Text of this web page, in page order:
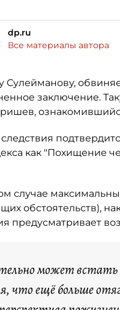
dp.ru
Все материалы автора
заключение.
как "Похищение
случае
обстоятельств),
предусматривает
может встать
что ещё больше